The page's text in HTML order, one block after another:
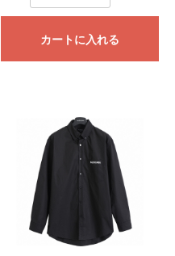
カートに入れる